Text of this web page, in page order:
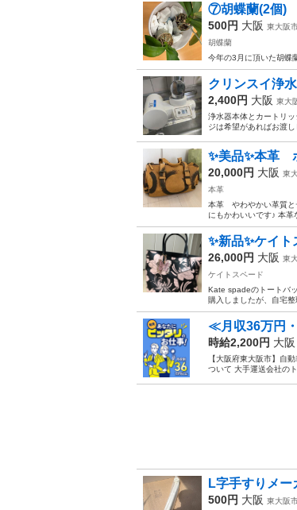
⑦胡蝶蘭(2個)
500円 大阪 東大阪
胡蝶蘭
今年の3月に頂いた胡蝶
クリンスイ浄
2,400円 大阪 東大
浄水器本体とカートリ
ジは希望があればお渡
✨美品✨本革
20,000円 大阪 東
本革
本革 やわやかい革質と
にもかわいいです♪ 本
✨新品✨ケイ
26,000円 大阪 東
ケイトスペード
Kate spadeのトートバ
購入しましたが、自宅
≪月収36万円
時給2,200円 大阪
【大阪府東大阪市】自
ついて 大手運送会社の
L字手すりメー
500円 大阪 東大阪